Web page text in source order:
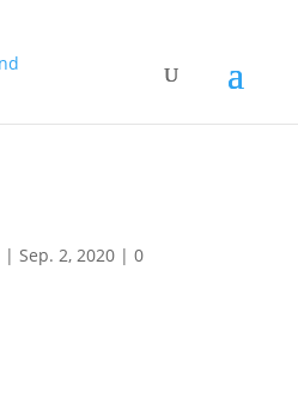
| Sep. 2, 2020| 0